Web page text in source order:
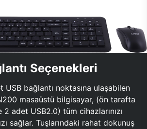
Seçenekleri
USB bağlantı noktasına ulaşabilen
masaüstü bilgisayar, (ön tarafta
adet USB2.0) tüm cihazlarınızı
sağlar. Tuşlarındaki rahat dokunuş